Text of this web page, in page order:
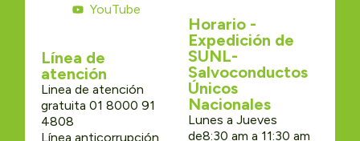
YouTube
Línea de
atención
Linea de atención
gratuita 01 8000 91
4808
Línea anticorrupción
Horario -
Expedición de
SUNL-
Salvoconductos
Únicos
Nacionales
Lunes a Jueves
de8:30 am a 11:30 am